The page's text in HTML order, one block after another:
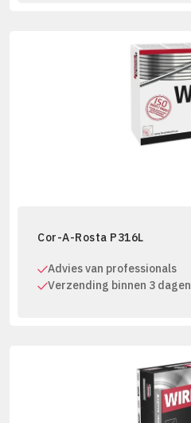
Cor-A-Rosta P316L
Advies van professionals
Verzending binnen 3 dagen